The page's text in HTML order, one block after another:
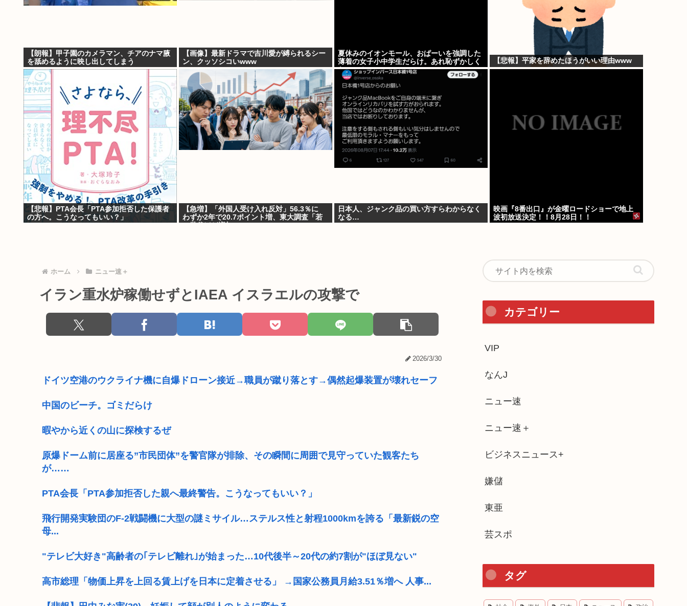
【朗報】甲子園のカメラマン、チアのナマ腋
を舐めるように映し出してしまう
【画像】最新ドラマで吉川愛が縛られるシー
ン、クッソシコいwww
夏休みのイオンモール、おぱーいを強調した
薄着の女子小中学生だらけ。あれ恥ずかしく
ないの？
【悲報】平家を辞めたほうがいい理由www
【悲報】PTA会長「PTA参加拒否した保護者
の方へ。こうなってもいい？」
【急増】「外国人受け入れ反対」56.3％に
わずか2年で20.7ポイント増、東大調査「若
日本人、ジャンク品の買い方すらわからなく
なる…
映画『8番出口』が金曜ロードショーで地上
波初放送決定！！8月28日！！
ホーム ニュー速＋
イラン重水炉稼働せずとIAEA イスラエルの攻撃で
2026/3/30
ドイツ空港のウクライナ機に自爆ドローン接近→職員が蹴り落とす→偶然起爆装置が壊れセーフ
中国のビーチ。ゴミだらけ
暇やから近くの山に探検するぜ
原爆ドーム前に居座る”市民団体”を警官隊が排除、その瞬間に周囲で見守っていた観客たち
が……
PTA会長「PTA参加拒否した親へ最終警告。こうなってもいい？」
飛行開発実験団のF-2戦闘機に大型の謎ミサイル…ステルス性と射程1000kmを誇る「最新鋭の空
母...
"テレビ大好き"高齢者の｢テレビ離れ｣が始まった…10代後半～20代の約7割が"ほぼ見ない"
高市総理「物価上昇を上回る賃上げを日本に定着させる」 →国家公務員月給3.51％増へ 人事...
カテゴリー
VIP
なんJ
ニュー速
ニュー速＋
ビジネスニュース+
嫌儲
東亜
芸スポ
タグ